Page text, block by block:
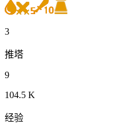
3
推塔
9
104.5 K
经验